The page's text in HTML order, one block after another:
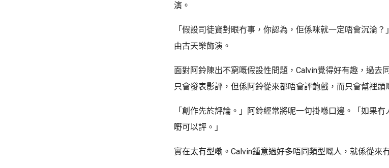
演。
「假設司徒寶對眼冇事，你認為，佢係咪就一定唔會沉淪
由古天樂飾演。
面對阿鈴陳出不窮嘅假設性問題，Calvin覺得好有趣，過去
只會發表影評，但係阿鈴從來都唔會評齣戲，而只會幫裡頭
「創作先於評論。」阿鈴經常將呢一句掛喺口邊。「如果
嘢可以評。」
實在太有型嘞。Calvin鍾意過好多唔同類型嘅人，就係從來